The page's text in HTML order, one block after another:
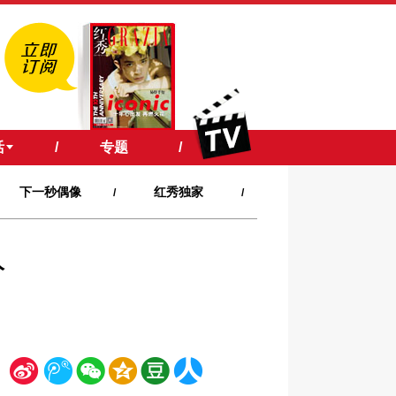
/ 专题 /
下一秒偶像 / 红秀独家 /
新 腾 微 空 豆